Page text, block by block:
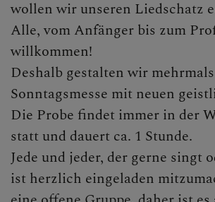
PFARRE
Personen
Gruppen
Jungschar
wollen wir unseren Liedschatz
Alle, vom Anfänger bis zum
willkommen!
Deshalb gestalten wir
Sonntagsmesse mit neuen
Die Probe findet immer in der
statt und dauert ca. 1 Stunde.
Jede und jeder, der gerne singt
ist herzlich eingeladen